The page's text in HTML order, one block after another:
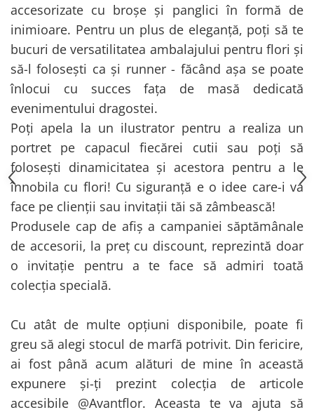
accesorizate cu broșe și panglici în formă de
inimioare. Pentru un plus de eleganță, poți să te
bucuri de versatilitatea ambalajului pentru flori și
să-l folosești ca și runner - făcând așa se poate
înlocui cu succes fața de masă dedicată
evenimentului dragostei.
Poți apela la un ilustrator pentru a realiza un
portret pe capacul fiecărei cutii sau poți să
folosești dinamicitatea și acestora pentru a le
înnobila cu flori! Cu siguranță e o idee care-i va
face pe clienții sau invitații tăi să zâmbească!
Produsele cap de afiș a campaniei săptămânale
de accesorii, la preț cu discount, reprezintă doar
o invitație pentru a te face să admiri toată
colecția specială.
Cu atât de multe opțiuni disponibile, poate fi
greu să alegi stocul de marfă potrivit. Din fericire,
ai fost până acum alături de mine în această
expunere și-ți prezint colecția de articole
accesibile @Avantflor. Aceasta te va ajuta să